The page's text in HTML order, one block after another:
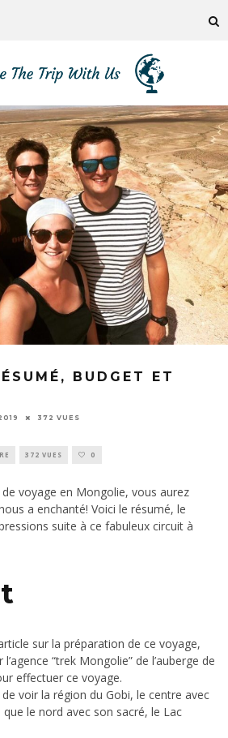
BUDGET ET
372 VUES
372 VUES 0
voyage en Mongolie, vous aurez
a enchanté! Voici le résumé, le
suite à ce fabuleux circuit à
sur la préparation de ce voyage,
“trek Mongolie” de l’auberge de
effectuer ce voyage.
voir la région du Gobi, le centre avec
le nord avec son sacré, le Lac